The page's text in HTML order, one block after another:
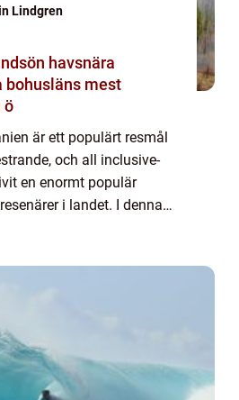
Lindgren
bohusläns mest
ö
är ett populärt resmål
och all inclusive-
en enormt populär
i landet. I denna